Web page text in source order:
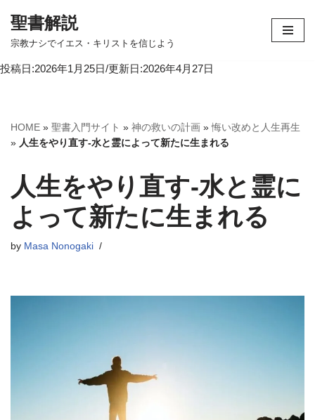
コ
テ
へ
プ
聖書解説
宗教ナシでイエス・キリストを信じよう
投稿日:2026年1月25日/更新日:2026年4月27日
HOME » 聖書入門サイト » 神の救いの計画 »悔い改めと人生再生
» 人生をやり直す-水と霊によって新たに生まれる
人生をやり直す-水と霊に
よって新たに生まれる
by Masa Nonogaki